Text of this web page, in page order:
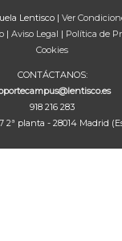
Lentisco | Ver
| Aviso Legal | Política de
Cookies
CONTÁCTANOS:
918 216 283
2ª planta - 28014 Madrid